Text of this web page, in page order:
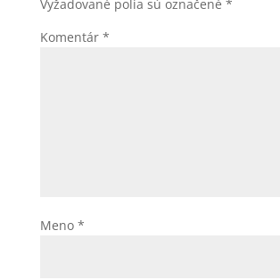
Vyžadované polia sú označené *
Komentár *
Meno *